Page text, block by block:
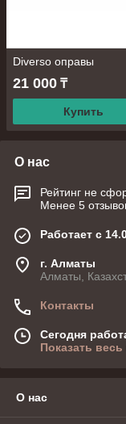
Diverso оправы
21 000 ₸
Купить
О нас
Рейтинг не
Менее 5
Работает с
г. Алматы
Алматы,
Контакты
Сегодня
Показать
О нас